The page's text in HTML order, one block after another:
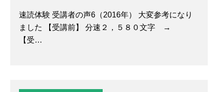
速読体験 受講者の声6（2016年） 大変参考になり
ました 【受講前】 分速２，５８０文字 →
【受…